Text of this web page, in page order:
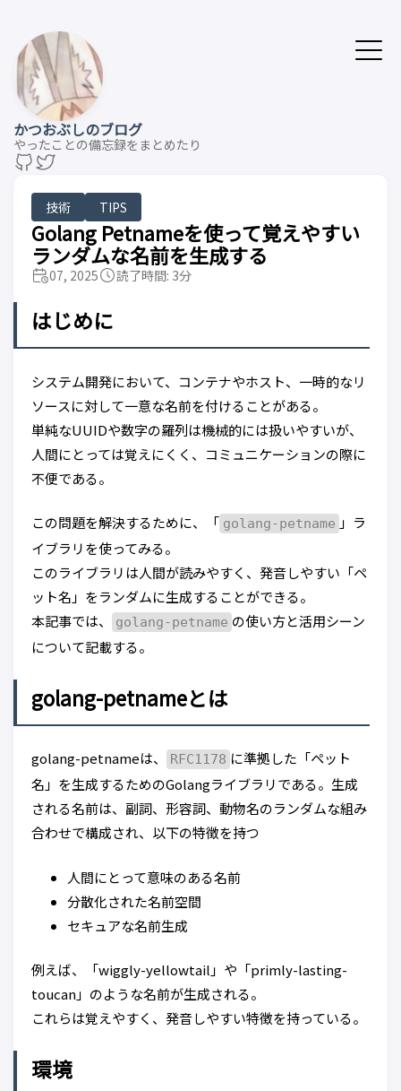
かつおぶしのブログ
やったことの備忘録をまとめたり
技術 TIPS
Golang Petnameを使って覚えやすい
ランダムな名前を生成する
07, 2025 読了時間: 3分
はじめに
システム開発において、コンテナやホスト、一時的なリ
ソースに対して一意な名前を付けることがある。
単純なUUIDや数字の羅列は機械的には扱いやすいが、
人間にとっては覚えにくく、コミュニケーションの際に
不便である。
この問題を解決するために、「 golang-petname 」ラ
イブラリを使ってみる。
このライブラリは人間が読みやすく、発音しやすい「ペ
ット名」をランダムに生成することができる。
本記事では、
golang-petname の使い方と活用シーン
について記載する。
golang-petnameとは
golang-petnameは、 RFC1178 に準拠した「ペット
名」を生成するためのGolangライブラリである。生成
される名前は、副詞、形容詞、動物名のランダムな組み
合わせで構成され、以下の特徴を持つ
人間にとって意味のある名前
分散化された名前空間
セキュアな名前生成
例えば、「wiggly-yellowtail」や「primly-lasting-
toucan」のような名前が生成される。
これらは覚えやすく、発音しやすい特徴を持っている。
環境